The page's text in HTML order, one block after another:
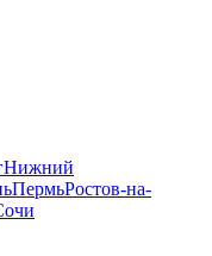
Нижний
ПермьРостов-на-